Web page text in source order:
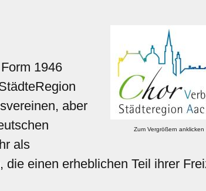
Zum Vergrößern anklicken
1946
aber
als
einen erheblichen Teil ihrer